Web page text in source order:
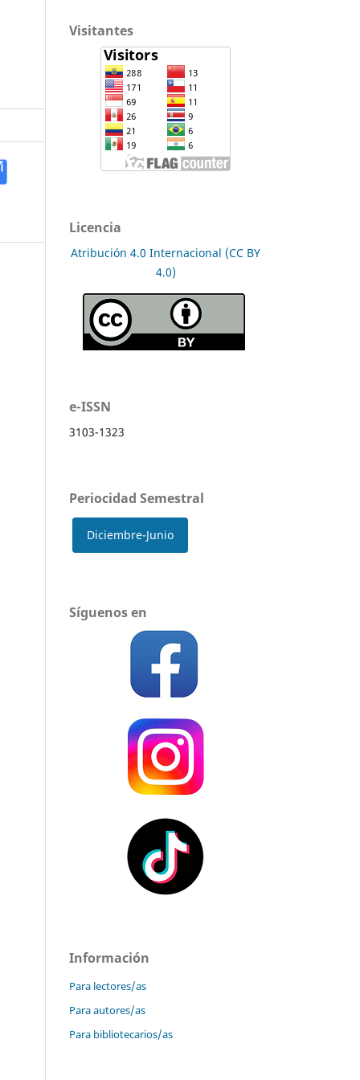
Visitantes
Licencia
Atribución 4.0 Internacional (CC BY
4.0)
e-ISSN
3103-1323
Periocidad Semestral
Diciembre-Junio
Síguenos en
Información
Para lectores/as
Para autores/as
Para bibliotecarios/as